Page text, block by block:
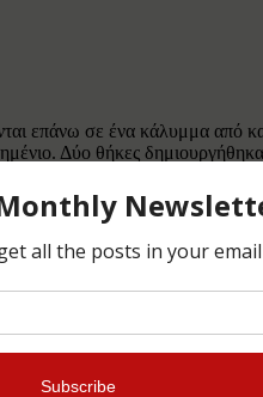
επάνω σε ένα κάλυμμα από
Δύο θήκες
,αναμνήσεις ,βιβλίο,δώρο,